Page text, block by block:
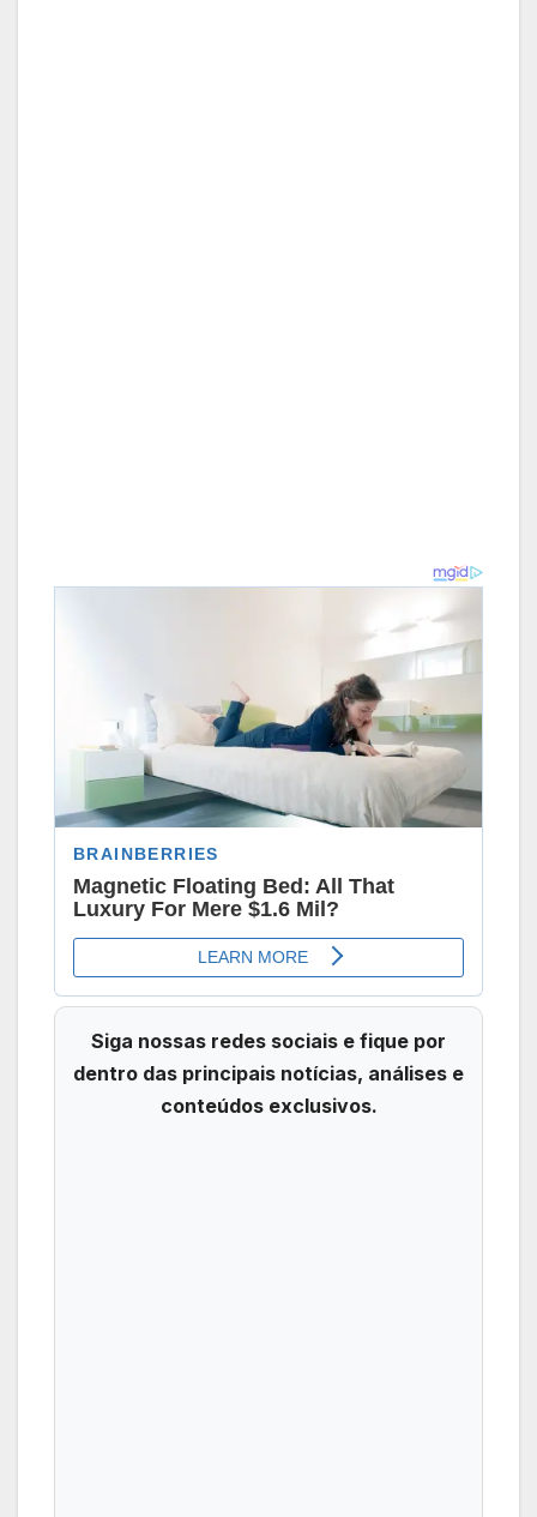
Siga nossas redes sociais e fique por
dentro das principais notícias, análises e
conteúdos exclusivos.